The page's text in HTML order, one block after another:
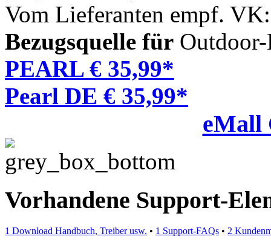
Vom Lieferanten empf.
Bezugsquelle für
PEARL € 35,99*
Pearl DE € 35,99*
eMall
Vorhandene Support-
1 Download Handbuch, Treiber usw. • 1 Support-FAQs • 2